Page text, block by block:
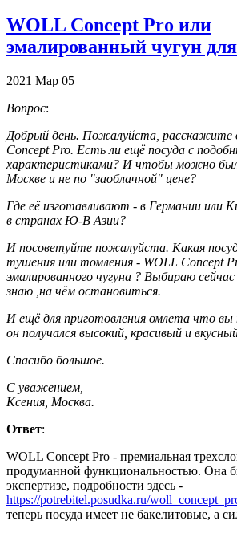
WOLL Concept Pro или
эмалированный чугун
2021 Мар 05
Вопрос:
Добрый день. Пожалуйста, расскажите
Concept Pro. Есть ли ещё посуда с
характеристиками? И чтобы можно
Москве и не по "заоблачной" цене?
Где её изготавливают - в Германии или
в странах Ю-В Азии?
И посоветуйте пожалуйста. Какая
тушения или томления - WOLL Concept
эмалированного чугуна ? Выбираю
знаю ,на чём остановиться.
И ещё для приготовления омлета что
он получался высокий, красивый и
Спасибо большое.
С уважением,
Ксения, Москва.
Ответ:
WOLL Concept Pro - премиальная
продуманной функциональностью. Она
экспертизе, подробности здесь -
https://potrebitel.posudka.ru/
теперь посуда имеет не бакелитовые, а